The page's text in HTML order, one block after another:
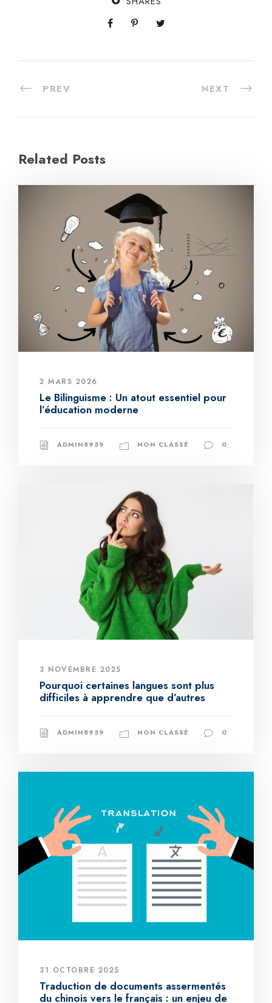
PREV NEXT
Related Posts
2 MARS 2026
Le Bilinguisme : Un atout essentiel pour
l’éducation moderne
ADMIN8959 NON CLASSÉ 0
3 NOVEMBRE 2025
Pourquoi certaines langues sont plus
difficiles à apprendre que d’autres
ADMIN8959 NON CLASSÉ 0
31 OCTOBRE 2025
Traduction de documents assermentés
du chinois vers le français : un enjeu de